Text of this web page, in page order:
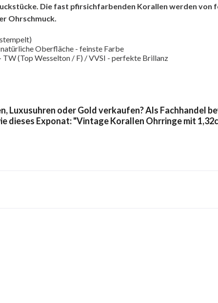
Die fast pfirsichfarbenden Korallen werden von
Ohrschmuck.
Oberfläche - feinste Farbe
TW (Top Wesselton / F) / VVSI - perfekte Brillanz
Luxusuhren oder Gold verkaufen? Als Fachhandel
dieses Exponat: "Vintage Korallen Ohrringe mit